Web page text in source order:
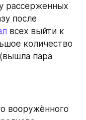
рассерженных
после
всех выйти к
количество
пара
вооружённого